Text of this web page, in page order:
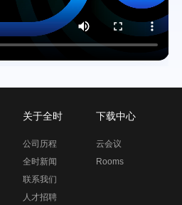
关于全时
公司历程
全时新闻
联系我们
人才招聘
下载中心
云会议
Rooms